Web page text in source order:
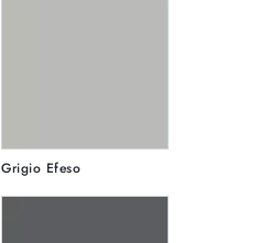
Grigio Efeso